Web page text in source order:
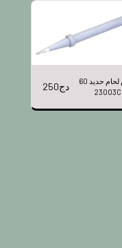
رأس لحام حديد 60
250دج